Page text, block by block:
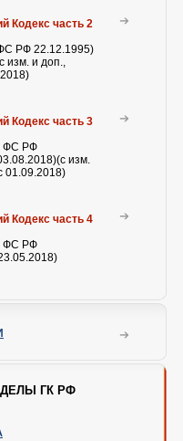
Кодекс часть 2
РФ 22.12.1995)
изм. и доп.,
Кодекс часть 3
ФС РФ
изм.
01.09.2018)
Кодекс часть 4
ФС РФ
ГК РФ